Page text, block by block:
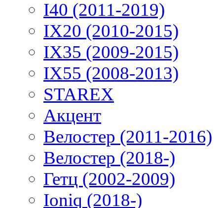
I40 (2011-2019)
IX20 (2010-2015)
IX35 (2009-2015)
IX55 (2008-2013)
STAREX
Акцент
Велостер (2011-2016)
Велостер (2018-)
Гетц (2002-2009)
Ioniq (2018-)